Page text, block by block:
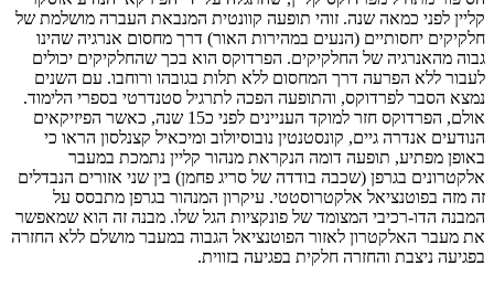
קליין לפני כמאה שנה. זוהי תופעה קוונטית המנבאת העברה מושלמת של
חלקיקים יחסותיים (הנעים במהירות האור) דרך מחסום אנרגיה שהינו
גבוה מהאנרגיה של החלקיקים. הפרדוקס הוא בכך שהחלקיקים יכולים
לעבור ללא הפרעה דרך המחסום ללא תלות בגובהו ורוחבו. עם השנים
נמצא הסבר לפרדוקס, והתופעה הפכה לתרגיל סטנדרטי בספרי הלימוד.
אולם, הפרדוקס חזר למוקד העניינים לפני כ15 שנה, כאשר הפיזיקאים
הנודעים אנדרה גיים, קונסטנטין נובוסיולוב ומיכאיל קצנלסון הראו כי
באופן מפתיע, תופעה דומה הנקראת מנהור קליין נתמכת במעבר
אלקטרונים בגרפן (שכבה בודדה של סריג פחמן) בין שני אזורים הנבדלים
זה מזה בפוטנציאל אלקטרוסטטי. עיקרון המנהור בגרפן מתבסס על
המבנה הדו-רכיבי המצומד של פונקציות הגל שלו. מבנה זה הוא שמאפשר
את מעבר האלקטרון לאזור הפוטנציאל הגבוה במעבר מושלם ללא החזרה
בפגיעה ניצבת והחזרה חלקית בפגיעה בזווית.